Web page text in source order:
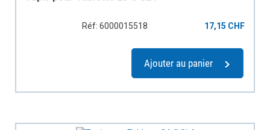
Réf: 6000015518 17,15 CHF
Ajouter au panier